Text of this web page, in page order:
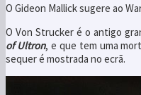
O Gideon Mallick sugere ao
O Von Strucker é o antigo
of Ultron, e que tem uma
sequer é mostrada no ecrã.